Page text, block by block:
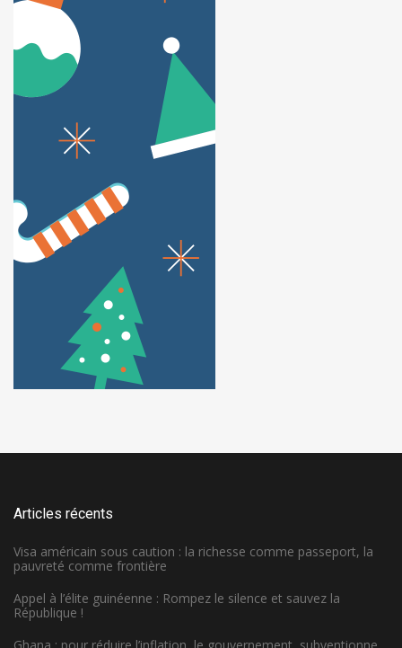
Articles récents
Visa américain sous caution : la richesse comme passeport, la
pauvreté comme frontière
Appel à l’élite guinéenne : Rompez le silence et sauvez la
République !